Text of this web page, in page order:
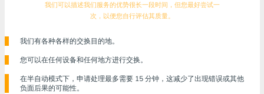
我们可以描述我们服务的优势很长一段时间，但您最好尝试一
次，以便您自行评估其质量。
我们有各种各样的交换目的地。
您可以在任何设备和任何地方进行交换。
在半自动模式下，申请处理最多需要 15 分钟，这减少了出现错误或其他
负面后果的可能性。